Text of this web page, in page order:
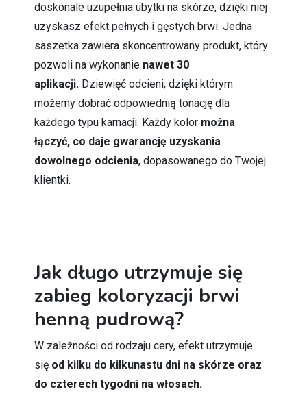
doskonale uzupełnia ubytki na skórze, dzięki niej
uzyskasz efekt pełnych i gęstych brwi. Jedna
saszetka zawiera skoncentrowany produkt, który
pozwoli na wykonanie nawet 30
aplikacji. Dziewięć odcieni, dzięki którym
możemy dobrać odpowiednią tonację dla
każdego typu karnacji. Każdy kolor można
łączyć, co daje gwarancję uzyskania
dowolnego odcienia, dopasowanego do Twojej
klientki.
Jak długo utrzymuje się
zabieg koloryzacji brwi
henną pudrową?
W zależności od rodzaju cery, efekt utrzymuje
się od kilku do kilkunastu dni na skórze oraz
do czterech tygodni na włosach.